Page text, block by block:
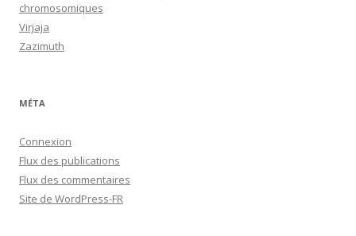
chromosomiques
Virjaja
Zazimuth
MÉTA
Connexion
Flux des publications
Flux des commentaires
Site de WordPress-FR